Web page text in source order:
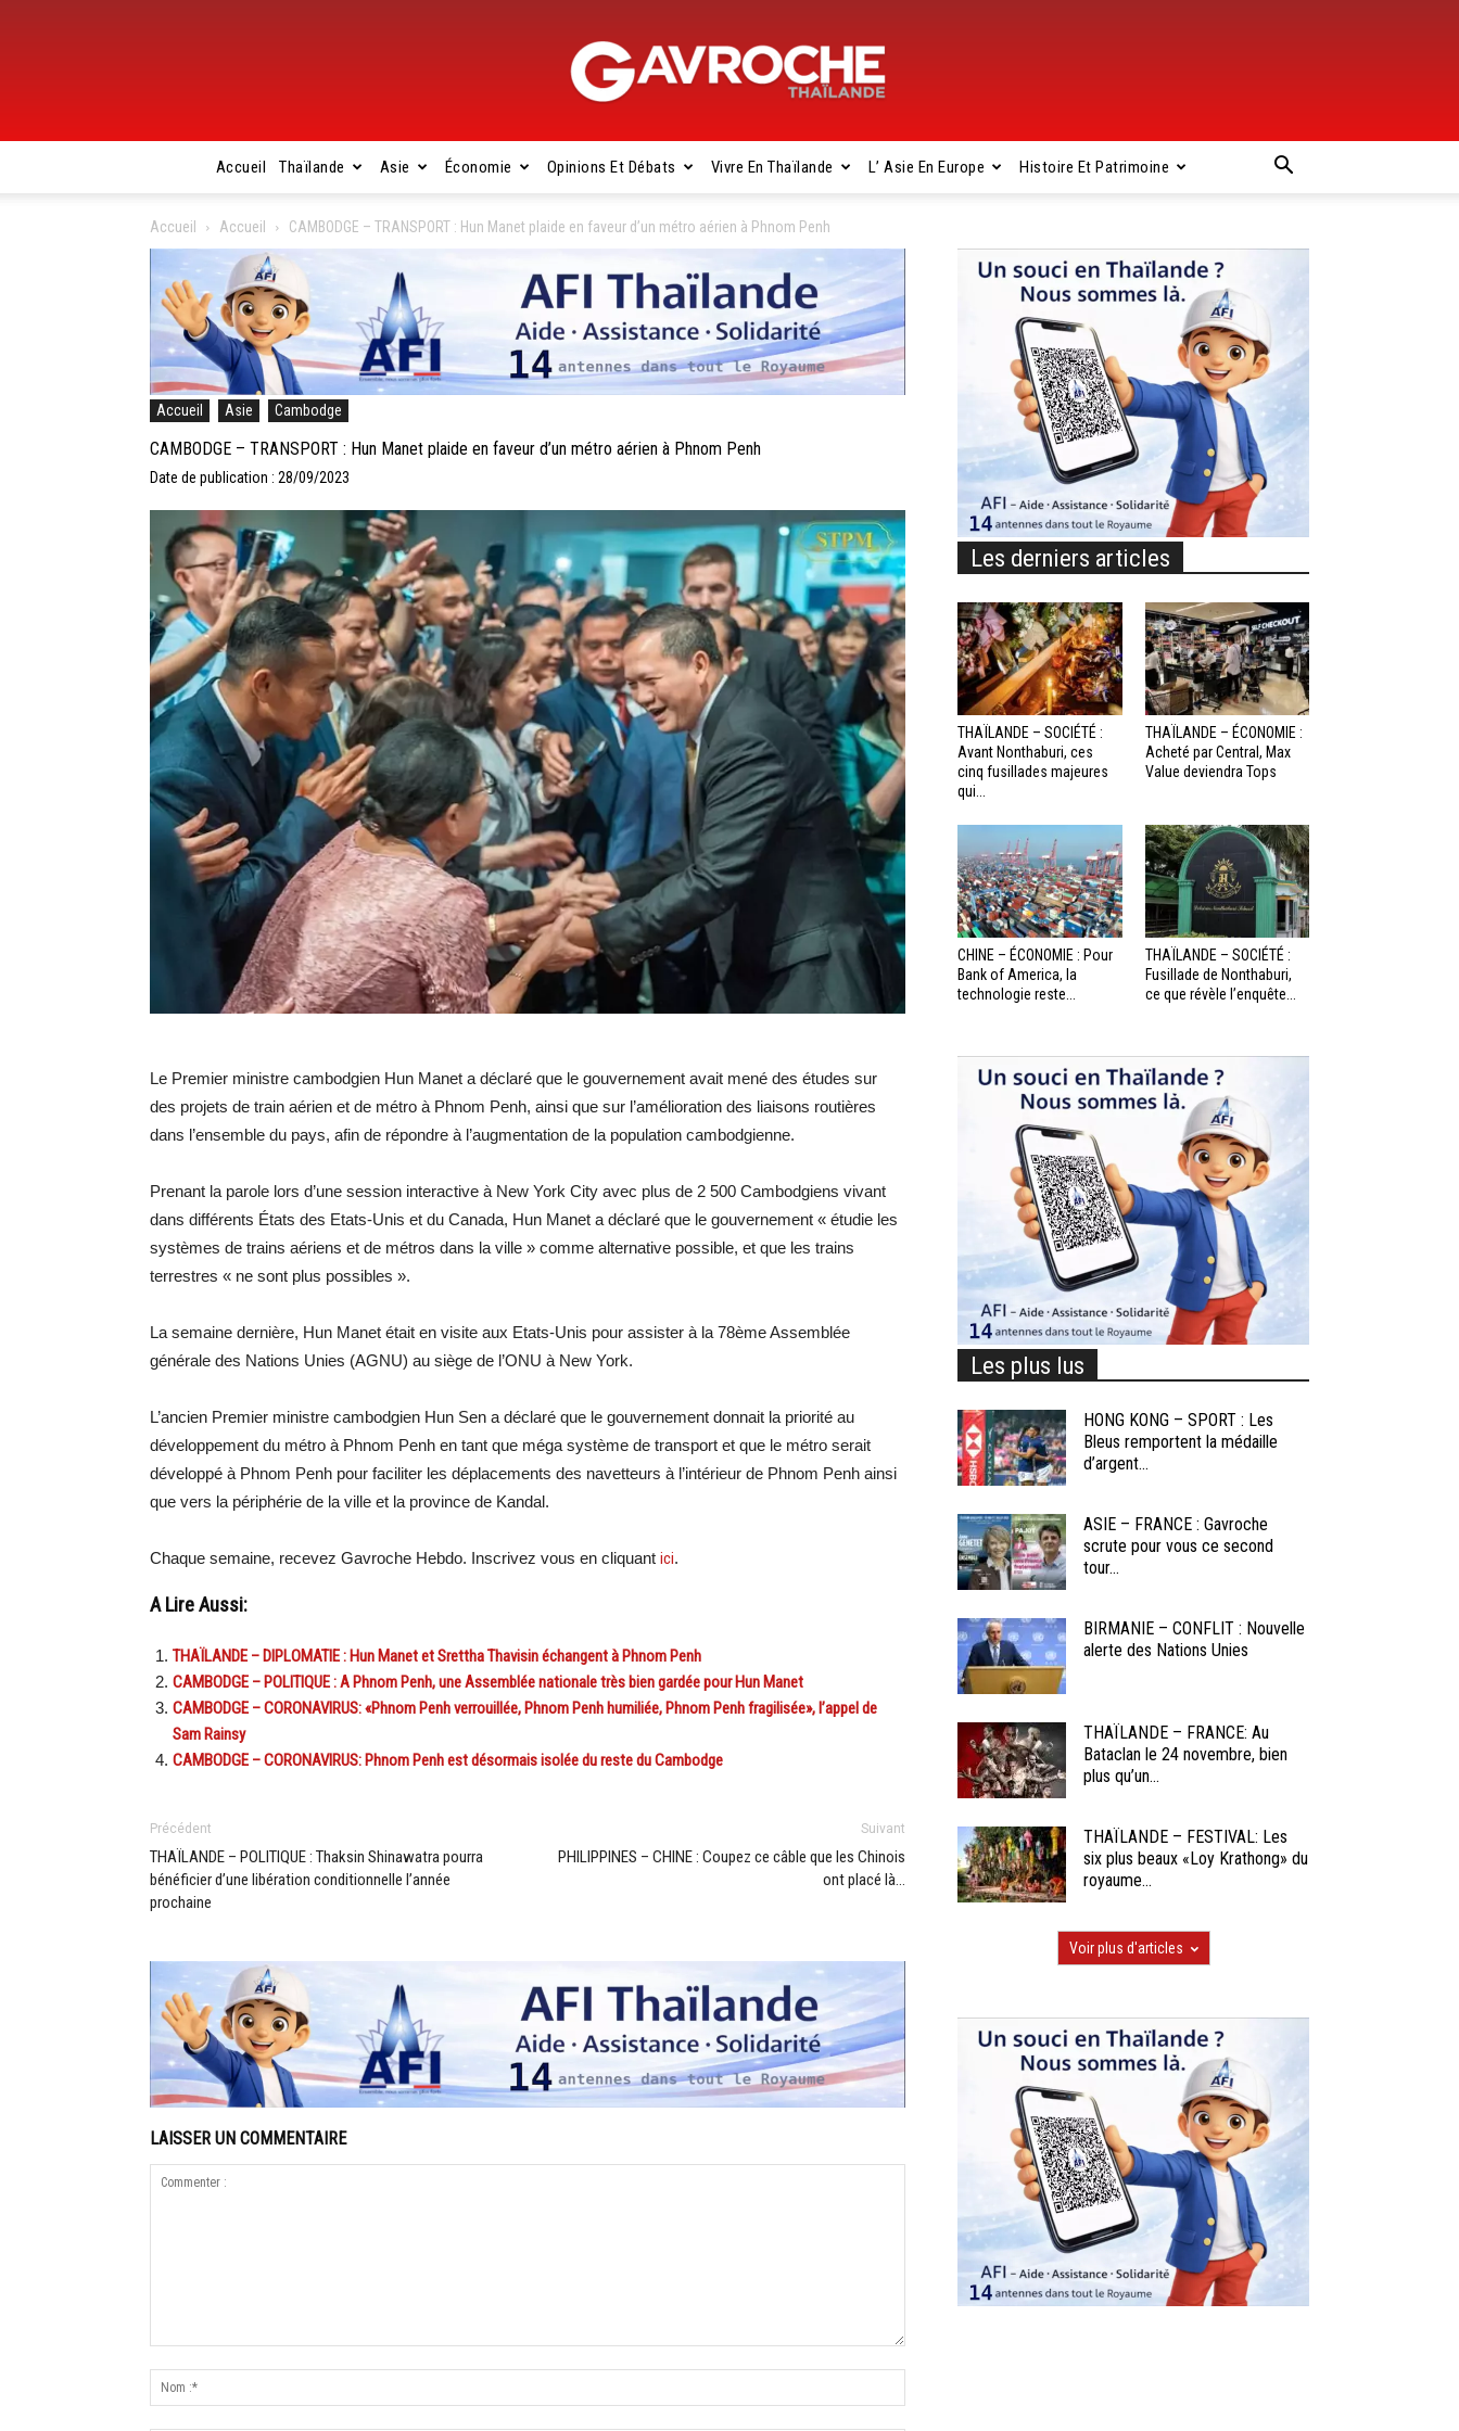
Gavroche
Thaïlande
Accueil Thaïlande Asie Économie Opinions Et Débats Vivre En Thaïlande L’ Asie En Europe Histoire Et Patrimoine
Accueil Accueil CAMBODGE – TRANSPORT : Hun Manet plaide en faveur d’un métro aérien à Phnom Penh
Accueil Asie Cambodge
CAMBODGE – TRANSPORT : Hun Manet plaide en faveur d’un métro aérien à Phnom Penh
Date de publication : 28/09/2023
Le Premier ministre cambodgien Hun Manet a déclaré que le gouvernement avait mené des études sur
des projets de train aérien et de métro à Phnom Penh, ainsi que sur l’amélioration des liaisons routières
dans l’ensemble du pays, afin de répondre à l’augmentation de la population cambodgienne.
Prenant la parole lors d’une session interactive à New York City avec plus de 2 500 Cambodgiens vivant
dans différents États des Etats-Unis et du Canada, Hun Manet a déclaré que le gouvernement « étudie les
systèmes de trains aériens et de métros dans la ville » comme alternative possible, et que les trains
terrestres « ne sont plus possibles ».
La semaine dernière, Hun Manet était en visite aux Etats-Unis pour assister à la 78ème Assemblée
générale des Nations Unies (AGNU) au siège de l’ONU à New York.
L’ancien Premier ministre cambodgien Hun Sen a déclaré que le gouvernement donnait la priorité au
développement du métro à Phnom Penh en tant que méga système de transport et que le métro serait
développé à Phnom Penh pour faciliter les déplacements des navetteurs à l’intérieur de Phnom Penh ainsi
que vers la périphérie de la ville et la province de Kandal.
Chaque semaine, recevez Gavroche Hebdo. Inscrivez vous en cliquant ici.
A Lire Aussi:
THAÏLANDE – DIPLOMATIE : Hun Manet et Srettha Thavisin échangent à Phnom Penh
CAMBODGE – POLITIQUE : A Phnom Penh, une Assemblée nationale très bien gardée pour Hun Manet
CAMBODGE – CORONAVIRUS: «Phnom Penh verrouillée, Phnom Penh humiliée, Phnom Penh fragilisée», l’appel de
Sam Rainsy
CAMBODGE – CORONAVIRUS: Phnom Penh est désormais isolée du reste du Cambodge
Précédent
THAÏLANDE – POLITIQUE : Thaksin Shinawatra pourra
bénéficier d’une libération conditionnelle l’année
prochaine
Suivant
PHILIPPINES – CHINE : Coupez ce câble que les Chinois
ont placé là…
LAISSER UN COMMENTAIRE
Les derniers articles
THAÏLANDE – SOCIÉTÉ :
Avant Nonthaburi, ces
cinq fusillades majeures
qui...
THAÏLANDE – ÉCONOMIE :
Acheté par Central, Max
Value deviendra Tops
CHINE – ÉCONOMIE : Pour
Bank of America, la
technologie reste...
THAÏLANDE – SOCIÉTÉ :
Fusillade de Nonthaburi,
ce que révèle l’enquête...
Les plus lus
HONG KONG – SPORT : Les
Bleus remportent la médaille
d’argent...
ASIE – FRANCE : Gavroche
scrute pour vous ce second
tour...
BIRMANIE – CONFLIT : Nouvelle
alerte des Nations Unies
THAÏLANDE – FRANCE: Au
Bataclan le 24 novembre, bien
plus qu’un...
THAÏLANDE – FESTIVAL: Les
six plus beaux «Loy Krathong» du
royaume...
Voir plus d'articles